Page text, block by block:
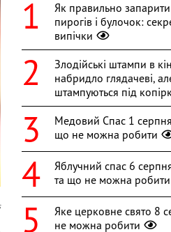
Як правильно
пирогів і булочок:
випічки
Злодійські штампи в
набридло глядачеві,
штампуються під
Медовий Спас 1 серпня
що не можна робити
Яблучний спас 6
та що не можна робити
Яке церковне свято 8
не можна робити